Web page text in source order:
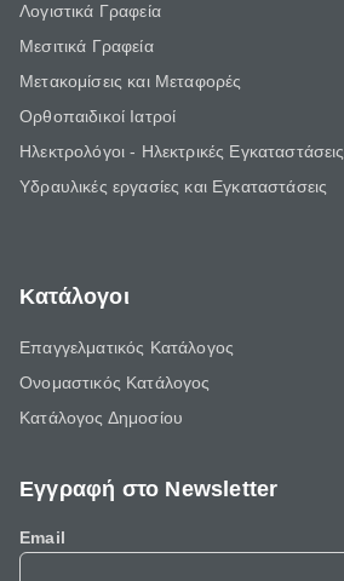
Λογιστικά Γραφεία
Μεσιτικά Γραφεία
Μετακομίσεις και Μεταφορές
Ορθοπαιδικοί Ιατροί
Ηλεκτρολόγοι - Ηλεκτρικές Εγκαταστάσεις
Υδραυλικές εργασίες και Εγκαταστάσεις
Κατάλογοι
Επαγγελματικός Κατάλογος
Ονομαστικός Κατάλογος
Κατάλογος Δημοσίου
Εγγραφή στο Newsletter
Email